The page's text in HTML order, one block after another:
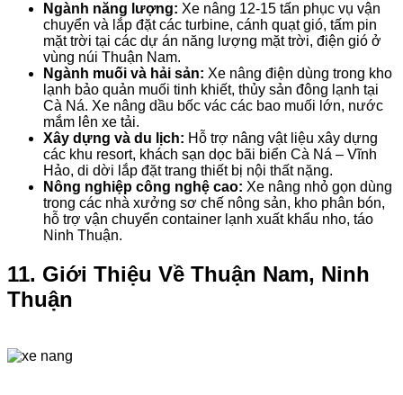
Ngành năng lượng: Xe nâng 12-15 tấn phục vụ vận
chuyển và lắp đặt các turbine, cánh quạt gió, tấm pin
mặt trời tại các dự án năng lượng mặt trời, điện gió ở
vùng núi Thuận Nam.
Ngành muối và hải sản: Xe nâng điện dùng trong kho
lạnh bảo quản muối tinh khiết, thủy sản đông lạnh tại
Cà Ná. Xe nâng dầu bốc vác các bao muối lớn, nước
mắm lên xe tải.
Xây dựng và du lịch: Hỗ trợ nâng vật liệu xây dựng
các khu resort, khách sạn dọc bãi biển Cà Ná – Vĩnh
Hảo, di dời lắp đặt trang thiết bị nội thất nặng.
Nông nghiệp công nghệ cao: Xe nâng nhỏ gọn dùng
trong các nhà xưởng sơ chế nông sản, kho phân bón,
hỗ trợ vận chuyển container lạnh xuất khẩu nho, táo
Ninh Thuận.
11. Giới Thiệu Về Thuận Nam, Ninh
Thuận